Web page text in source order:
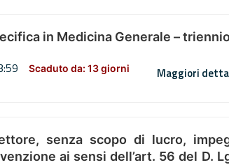
in Medicina Generale –
Scaduto da: 13 giorni Maggiori
senza scopo di lucro,
ai sensi dell’art. 56 del D.